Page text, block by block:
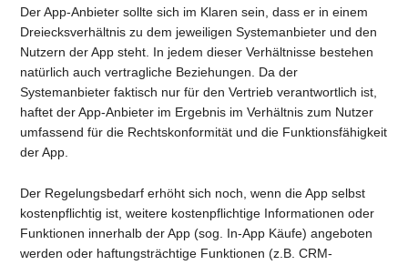
Der App-Anbieter sollte sich im Klaren sein, dass er in einem
Dreiecksverhältnis zu dem jeweiligen Systemanbieter und den
Nutzern der App steht. In jedem dieser Verhältnisse bestehen
natürlich auch vertragliche Beziehungen. Da der
Systemanbieter faktisch nur für den Vertrieb verantwortlich ist,
haftet der App-Anbieter im Ergebnis im Verhältnis zum Nutzer
umfassend für die Rechtskonformität und die Funktionsfähigkeit
der App.
Der Regelungsbedarf erhöht sich noch, wenn die App selbst
kostenpflichtig ist, weitere kostenpflichtige Informationen oder
Funktionen innerhalb der App (sog. In-App Käufe) angeboten
werden oder haftungsträchtige Funktionen (z.B. CRM-